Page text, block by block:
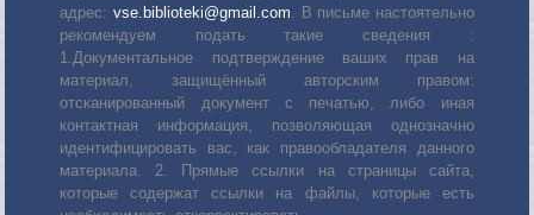
адрес: vse.biblioteki@gmail.com . В письме настоятельно
рекомендуем подать такие сведения :
1.Документальное подтверждение ваших прав на
материал, защищённый авторским правом:
отсканированный документ с печатью, либо иная
контактная информация, позволяющая однозначно
идентифицировать вас, как правообладателя данного
материала. 2. Прямые ссылки на страницы сайта,
которые содержат ссылки на файлы, которые есть